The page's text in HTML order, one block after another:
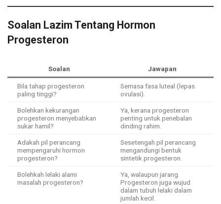
Soalan Lazim Tentang Hormon
Progesteron
Soalan Jawapan
Bila tahap progesteron
paling tinggi?
Semasa fasa luteal (lepas
ovulasi).
Bolehkan kekurangan
progesteron menyebabkan
sukar hamil?
Ya, kerana progesteron
penting untuk penebalan
dinding rahim.
Adakah pil perancang
mempengaruhi hormon
progesteron?
Sesetengah pil perancang
mengandungi bentuk
sintetik progesteron.
Bolehkah lelaki alami
masalah progesteron?
Ya, walaupun jarang.
Progesteron juga wujud
dalam tubuh lelaki dalam
jumlah kecil.